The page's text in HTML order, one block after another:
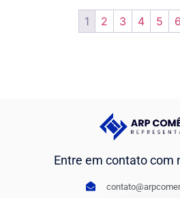
1 2 3 4 5 6
Entre em contato com